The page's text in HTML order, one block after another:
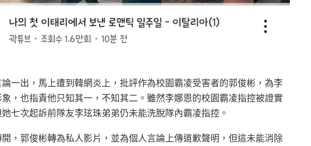
一出，馬上遭到韓網炎上，批評作為校園霸凌受害者的郭俊彬，為李
，也指責他只知其一，不知其二。雖然李娜恩的校園霸凌指控被證實
七次起訴前隊友李玹珠弟弟仍未能洗脫隊內霸凌指控。
開，郭俊彬轉為私人影片，並為個人言論上傳道歉聲明，但這未能消除